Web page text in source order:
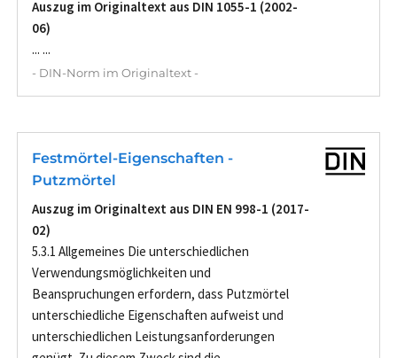
Auszug im Originaltext aus DIN 1055-1 (2002-
06)
... ...
- DIN-Norm im Originaltext -
Festmörtel-Eigenschaften -
Putzmörtel
Auszug im Originaltext aus DIN EN 998-1 (2017-
02)
5.3.1 Allgemeines Die unterschiedlichen
Verwendungsmöglichkeiten und
Beanspruchungen erfordern, dass Putzmörtel
unterschiedliche Eigenschaften aufweist und
unterschiedlichen Leistungsanforderungen